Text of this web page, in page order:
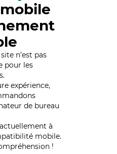
n’est pas
pour les
expérience,
de bureau
à
mobile.
!